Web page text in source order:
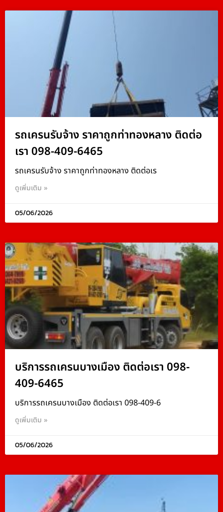
รถเครนรับจ้าง ราคาถูกท่าทองหลาง ติดต่อ
เรา 098-409-6465
รถเครนรับจ้าง ราคาถูกท่าทองหลาง ติดต่อเร
ดูเพิ่มเติม »
05/06/2026
บริการรถเครนบางเมือง ติดต่อเรา 098-
409-6465
บริการรถเครนบางเมือง ติดต่อเรา 098-409-6
ดูเพิ่มเติม »
05/06/2026